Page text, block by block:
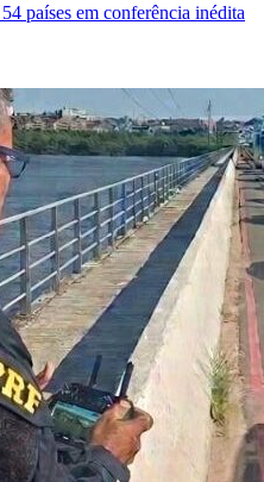
países em conferência inédita